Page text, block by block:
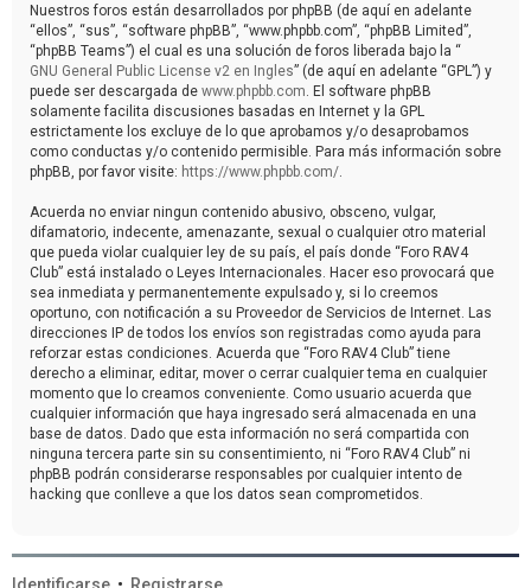
Nuestros foros están desarrollados por phpBB (de aquí en adelante
“ellos”, “sus”, “software phpBB”, “www.phpbb.com”, “phpBB Limited”,
“phpBB Teams”) el cual es una solución de foros liberada bajo la “
GNU General Public License v2 en Ingles” (de aquí en adelante “GPL”) y
puede ser descargada de www.phpbb.com . El software phpBB
solamente facilita discusiones basadas en Internet y la GPL
estrictamente los excluye de lo que aprobamos y/o desaprobamos
como conductas y/o contenido permisible. Para más información sobre
phpBB, por favor visite: https://www.phpbb.com/
Acuerda no enviar ningun contenido abusivo, obsceno, vulgar,
difamatorio, indecente, amenazante, sexual o cualquier otro material
que pueda violar cualquier ley de su país, el país donde “Foro RAV4
Club” está instalado o Leyes Internacionales. Hacer eso provocará que
sea inmediata y permanentemente expulsado y, si lo creemos
oportuno, con notificación a su Proveedor de Servicios de Internet. Las
direcciones IP de todos los envíos son registradas como ayuda para
reforzar estas condiciones. Acuerda que “Foro RAV4 Club” tiene
derecho a eliminar, editar, mover o cerrar cualquier tema en cualquier
momento que lo creamos conveniente. Como usuario acuerda que
cualquier información que haya ingresado será almacenada en una
base de datos. Dado que esta información no será compartida con
ninguna tercera parte sin su consentimiento, ni “Foro RAV4 Club” ni
phpBB podrán considerarse responsables por cualquier intento de
hacking que conlleve a que los datos sean comprometidos.
Identificarse • Registrarse